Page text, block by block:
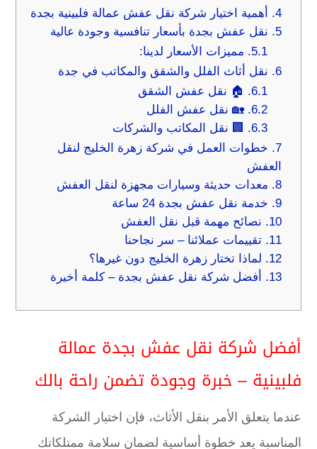
4.
أهمية اختيار شركة نقل عفش عمالة فلبينية بجدة
5.
نقل عفش بجدة بأسعار تنافسية وجودة عالية
5.1.
مميزات الأسعار لدينا:
6. نقل أثاث الفلل والشقق والمكاتب في جدة
6.1.
🏠 نقل عفش الشقق
6.2. 🏡 نقل عفش الفلل
6.3.
🏢 نقل المكاتب والشركات
7. خطوات العمل في شركة زهرة الخليج لنقل
العفش
8. معدات حديثة وسيارات مجهزة لنقل العفش
9. خدمة نقل عفش بجدة 24 ساعة
10.
نصائح مهمة قبل نقل العفش
11. تقييمات عملائنا – سر نجاحنا
12.
لماذا تختار زهرة الخليج دون غيرها؟
13.
أفضل شركة نقل عفش بجدة – كلمة أخيرة
أفضل شركة نقل عفش بجدة عمالة
فلبينية – خبرة وجودة تضمن راحة بالك
عندما يتعلق الأمر بنقل الأثاث، فإن اختيار الشركة
المناسبة يعد خطوة أساسية لضمان سلامة ممتلكاتك